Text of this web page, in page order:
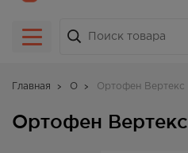
Главная О Ортофен Вертекс
Ортофен Вертекс